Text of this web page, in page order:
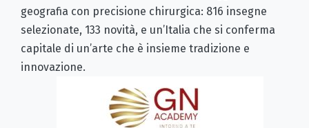
geografia con precisione chirurgica: 816 insegne
selezionate, 133 novità, e un’Italia che si conferma
capitale di un’arte che è insieme tradizione e
innovazione.